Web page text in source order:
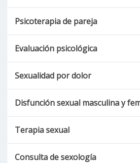
Psicoterapia de pareja
Evaluación psicológica
Sexualidad por dolor
Disfunción sexual masculina y
Terapia sexual
Consulta de sexología